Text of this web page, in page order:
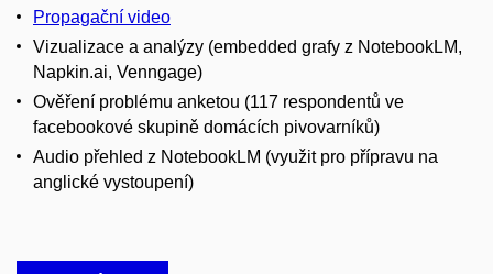
Propagační video
Vizualizace a analýzy (embedded grafy z NotebookLM,
Napkin.ai, Venngage)
Ověření problému anketou (117 respondentů ve
facebookové skupině domácích pivovarníků)
Audio přehled z NotebookLM (využit pro přípravu na
anglické vystoupení)